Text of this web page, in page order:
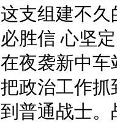
这支组建不
必胜信 心坚
在夜袭新中车
把政治工作
到普通战士